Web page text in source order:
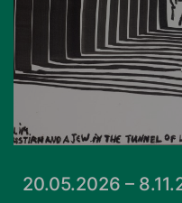
20.05.2026 –